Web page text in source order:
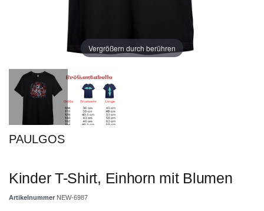
Vergrößern durch berühren
PAULGOS
Kinder T-Shirt, Einhorn mit Blumen
Artikelnummer NEW-6987